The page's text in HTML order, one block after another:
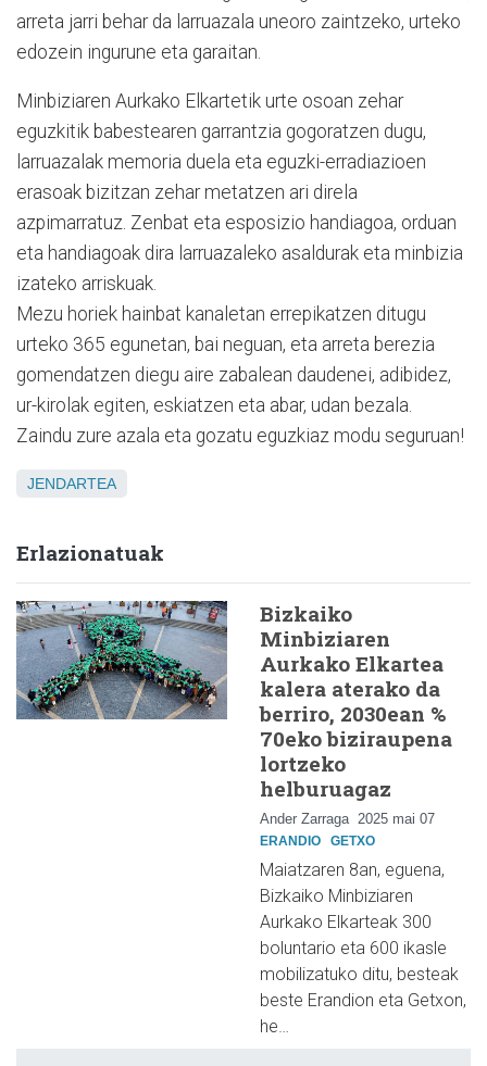
arreta jarri behar da larruazala uneoro zaintzeko, urteko
edozein ingurune eta garaitan.
Minbiziaren Aurkako Elkartetik urte osoan zehar
eguzkitik babestearen garrantzia gogoratzen dugu,
larruazalak memoria duela eta eguzki-erradiazioen
erasoak bizitzan zehar metatzen ari direla
azpimarratuz. Zenbat eta esposizio handiagoa, orduan
eta handiagoak dira larruazaleko asaldurak eta minbizia
izateko arriskuak.
Mezu horiek hainbat kanaletan errepikatzen ditugu
urteko 365 egunetan, bai neguan, eta arreta berezia
gomendatzen diegu aire zabalean daudenei, adibidez,
ur-kirolak egiten, eskiatzen eta abar, udan bezala.
Zaindu zure azala eta gozatu eguzkiaz modu seguruan!
JENDARTEA
Erlazionatuak
Bizkaiko
Minbiziaren
Aurkako Elkartea
kalera aterako da
berriro, 2030ean %
70eko biziraupena
lortzeko
helburuagaz
Ander Zarraga 2025 mai 07
ERANDIO GETXO
Maiatzaren 8an, eguena,
Bizkaiko Minbiziaren
Aurkako Elkarteak 300
boluntario eta 600 ikasle
mobilizatuko ditu, besteak
beste Erandion eta Getxon,
he…